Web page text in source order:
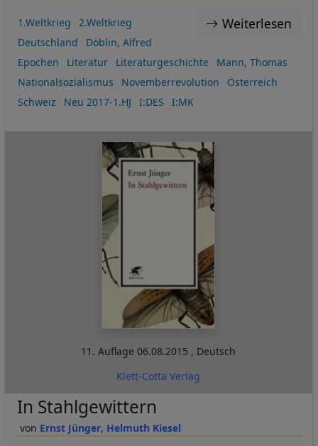
Weiterlesen
1.Weltkrieg
2.Weltkrieg
Deutschland
Döblin, Alfred
Epochen
Literatur Literaturgeschichte
Mann, Thomas
Nationalsozialismus
Novemberrevolution
Österreich
Schweiz
Neu 2017-1.HJ I:DES I:MK
11. Auflage06.08.2015 , Deutsch
Klett-Cotta Verlag
Ernst Jünger Helmuth Kiesel
In Stahlgewittern